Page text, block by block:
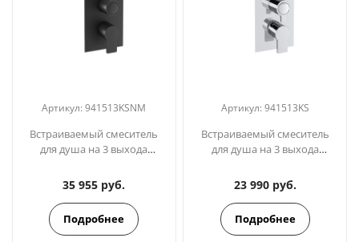
Артикул:941513KSNM
Встраиваемый смеситель
для душа на 3 выхода
черный
35 955 руб.
Подробнее
Артикул: 941513KS
Встраиваемый смеситель
для душа на 3 выхода
23 990 руб.
Подробнее